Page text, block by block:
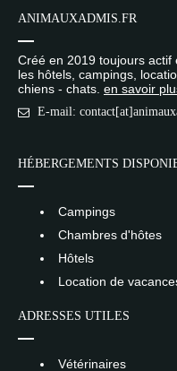
ANIMAUXADMIS.FR
Créé en 2019 toujours actif
les hôtels, campings,
chiens - chats. en savoir
E-mail:
HÉBERGEMENTS
Campings
Chambres d'hôtes
Hôtels
Location de
ADRESSES UTILES
Vétérinaires